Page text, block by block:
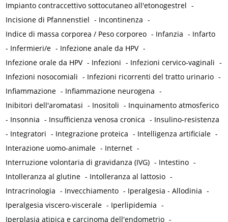
Impianto contraccettivo sottocutaneo all'etonogestrel -
Incisione di Pfannenstiel - Incontinenza -
Indice di massa corporea / Peso corporeo - Infanzia - Infarto
- Infermieri/e - Infezione anale da HPV -
Infezione orale da HPV - Infezioni - Infezioni cervico-vaginali -
Infezioni nosocomiali - Infezioni ricorrenti del tratto urinario -
Infiammazione - Infiammazione neurogena -
Inibitori dell'aromatasi - Inositoli - Inquinamento atmosferico
- Insonnia - Insufficienza venosa cronica - Insulino-resistenza
- Integratori - Integrazione proteica - Intelligenza artificiale -
Interazione uomo-animale - Internet -
Interruzione volontaria di gravidanza (IVG) - Intestino -
Intolleranza al glutine - Intolleranza al lattosio -
Intracrinologia - Invecchiamento - Iperalgesia - Allodinia -
Iperalgesia viscero-viscerale - Iperlipidemia -
Iperplasia atipica e carcinoma dell'endometrio -